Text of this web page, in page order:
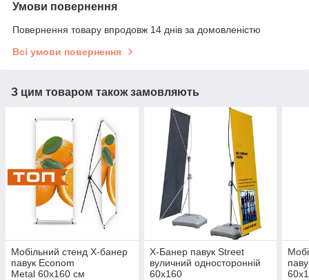
Умови повернення
Повернення товару впродовж 14 днів за домовленістю
Всі умови повернення
З цим товаром також замовляють
Мобільний стенд X-банер
павук Econom
Metal 60x160 см
X-Банер павук Street
вуличний односторонній
60х160